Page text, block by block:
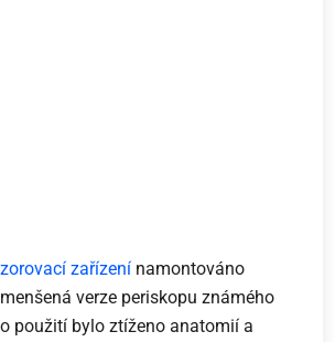
zařízení namontováno
verze periskopu známého
použití bylo ztíženo anatomií a